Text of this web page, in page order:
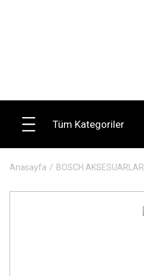
Tüm Kategoriler
Anasayfa BOSCH AKSESUARLAR